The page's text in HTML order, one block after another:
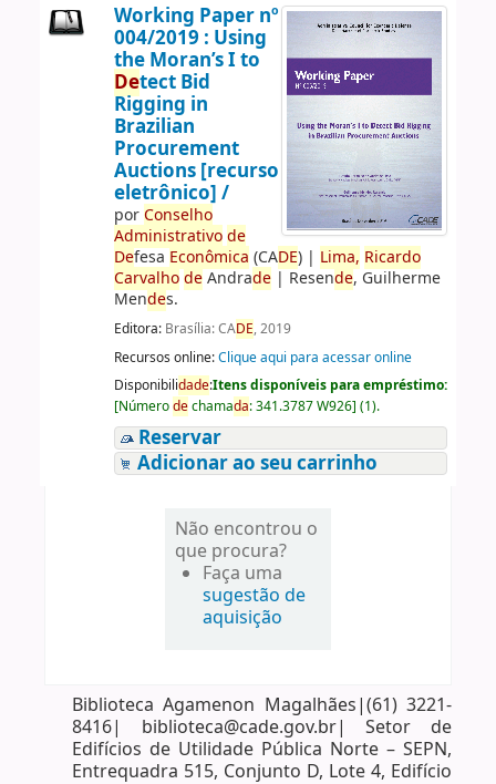
Working Paper nº
004/2019 : Using
the Moran’s I to
Detect Bid
Rigging in
Brazilian
Procurement
Auctions [recurso
eletrônico] /
porConselho
Administrativo de
Defesa Econômica (CADE)| Lima, Ricardo
Carvalho deAndrade| Resende, Guilherme
Mendes.
Editora: Brasília: CADE, 2019
Recursos online:Clique aqui para acessar online
Disponibilidade:Itens disponíveis para empréstimo:
[Númerodechamada:341.3787 W926] (1).
Reservar
Adicionar ao seu carrinho
Não encontrou o
que procura?
Faça uma
sugestão de
aquisição
Biblioteca Agamenon Magalhães|(61) 3221-
8416| biblioteca@cade.gov.br| Setor de
Edifícios de Utilidade Pública Norte – SEPN,
Entrequadra 515, Conjunto D, Lote 4, Edifício